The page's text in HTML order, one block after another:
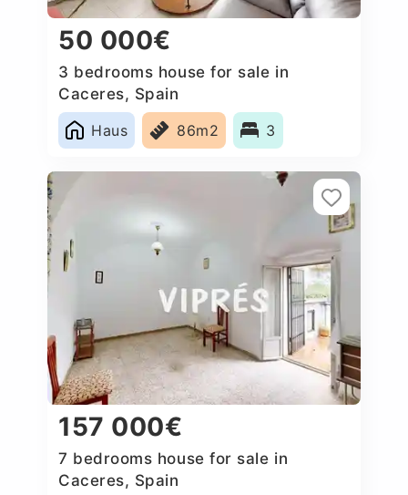
50 000€
3 bedrooms house for sale in
Caceres‎, Spain
Haus
86m2 3
157 000€
7 bedrooms house for sale in
Caceres‎, Spain